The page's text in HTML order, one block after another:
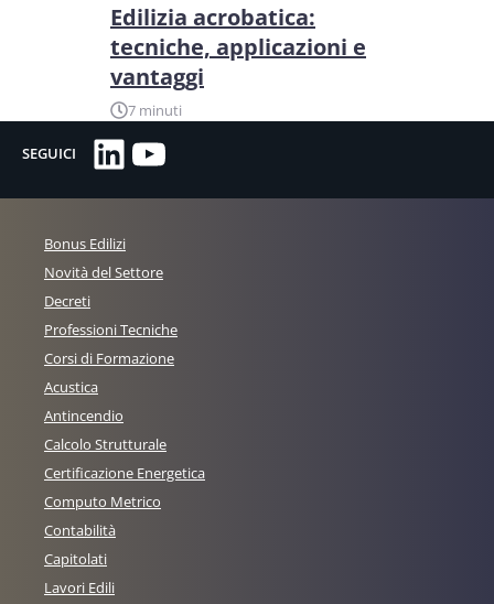
Edilizia acrobatica:
tecniche, applicazioni e
vantaggi
7 minuti
SEGUICI LinkedIn
YouTube
Bonus Edilizi
Novità del Settore
Decreti
Professioni Tecniche
Corsi di Formazione
Acustica
Antincendio
Calcolo Strutturale
Certificazione Energetica
Computo Metrico
Contabilità
Capitolati
Lavori Edili